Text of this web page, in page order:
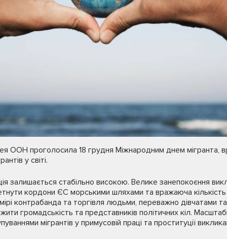
ООН проголосила 18 грудня Міжнародним днем мігранта,
у світі.
залишається стабільно високою. Велике занепокоєння
кордони ЄС морськими шляхами та вражаюча
контрабанда та торгівля людьми, переважно дівчатами
громадськість та представників політичних кіл.
мігрантів у примусовій праці та проституції